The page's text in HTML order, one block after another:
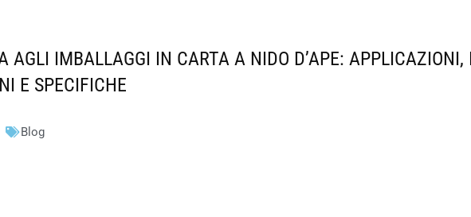
AGLI IMBALLAGGI IN CARTA A NIDO D’APE: APPLICAZIONI,
E SPECIFICHE
Blog